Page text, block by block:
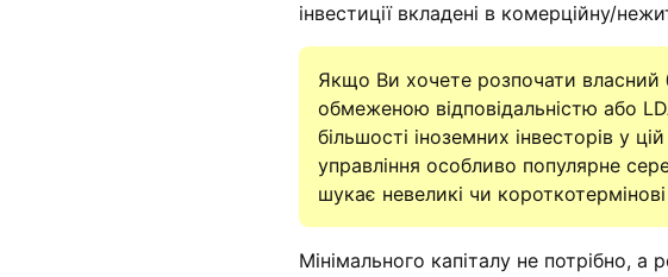
інвестиції вкладені в комерційну/
Якщо Ви хочете розпочати власний
обмеженою відповідальністю або
більшості іноземних інвесторів у
управління особливо популярне
шукає невеликі чи короткотермінові
Мінімального капіталу не потрібно, а